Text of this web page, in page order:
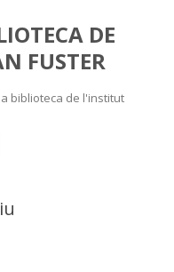
DE
FUSTER
biblioteca de l'institut